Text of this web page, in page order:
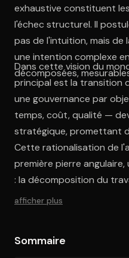
exhaustive constituent
l'échec structurel. Il
pas de l'intuition, mais
une intention complexe
décomposées,
Dans cette vision du
principal est la transition
une gouvernance par
temps, coût, qualité —
stratégique, promettant
Cette rationalisation de
première pierre
: la décomposition du
fondamentaux.
afficher plus
Sommaire